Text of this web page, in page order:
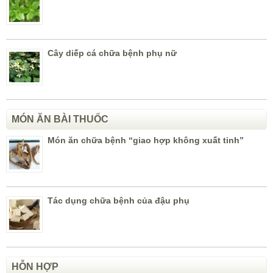
Cây diếp cá chữa bệnh phụ nữ
MÓN ĂN BÀI THUỐC
Món ăn chữa bệnh “giao hợp không xuất tinh”
Tác dụng chữa bệnh của đậu phụ
HỖN HỢP